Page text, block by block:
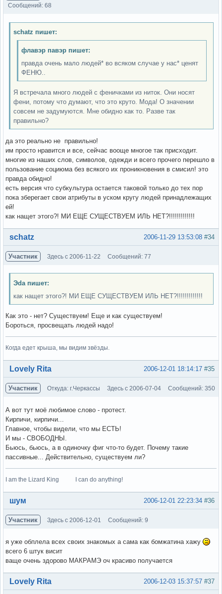
Сообщений: 68
schatz пишет:
флавэр павэр пишет:
правда очень мало людей* во всяком случае у нас* ценят
ФЕНЮ..
Я встречала много людей с феничками из ниток. Они носят
фени, потому что думают, что это круто. Мода! О значении
совсем не задумуются. Мне обидно как то. Разве так
правильно?
да это реально не правильно!
им просто нравится и все, сейчас вооще многое так присходит.
многие из наших слов, символов, одежди и всего прочего перешло в
пользование социюма без всякого их проникновения в смисил! это
правда обидно!
есть версия что субкультура остается таковой только до тех пор
пока зберегает свои атрибуты в уском кругу людей принадлежащих
ей!
как нащет этого?! МИ ЕЩЕ СУЩЕСТВУЕМ ИЛЬ НЕТ?!!!!!!!!!!!!!
Вне форума #34
2006-11-29 13:53:08
schatz
Участник Здесь с 2006-11-22 Сообщений: 77
Эda пишет:
как нащет этого?! МИ ЕЩЕ СУЩЕСТВУЕМ ИЛЬ НЕТ?!!!!!!!!!!!!!
Как это - нет? Существуем! Еще и как существуем!
Бороться, просвещать людей надо!
Когда едет крыша, мы видим звёзды.
Вне форума #35
2006-12-01 18:14:17
Lovely Rita
Участник Откуда: г.Черкассы Здесь с 2006-07-04 Сообщений: 350
А вот тут моё любимое слово - протест.
Кирпичи, кирпичи...
Главное, чтобы видели, что мы ЕСТЬ!
И мы - СВОБОДНЫ.
Бьюсь, бьюсь, а в одиночку фиг что-то будет. Почему такие
пассивные... Действительно, существуем ли?
I am the Lizard King I can do anything!
Вне форума #36
2006-12-01 22:23:34
шум
Участник Здесь с 2006-12-01 Сообщений: 9
я уже обплела всех своих знакомых а сама как бомжатина хажу
всего 6 штук висит
ваще очень здорово МАКРАМЭ оч красиво получается
Вне форума #37
2006-12-03 15:37:57
Lovely Rita